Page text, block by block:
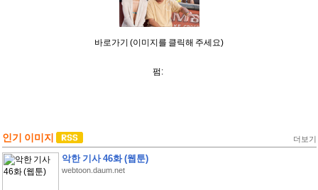
바로가기 (이미지를 클릭해 주세요)
펌:
인기 이미지 더보기
악한 기사 46화 (웹툰)
webtoon.daum.net